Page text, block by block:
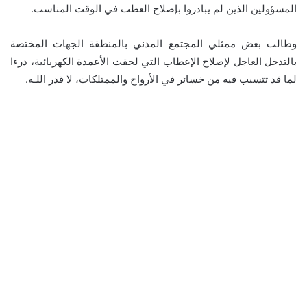
المسؤولين الذين لم يبادروا بإصلاح العطب في الوقت المناسب.
وطالب بعض ممثلي المجتمع المدني بالمنطقة الجهات المختصة
بالتدخل العاجل لإصلاح الإعطاب التي لحقت الأعمدة الكهربائية، درءا
لما قد تتسبب فيه من خسائر في الأرواح والممتلكات، لا قدر اللـه.